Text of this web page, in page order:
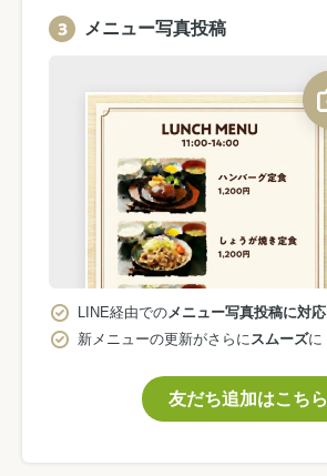
メニュー写真投稿
LINE経由での メニュー写真投稿に対応
新メニューの更新がさらに スムーズに
友だち追加はこちら